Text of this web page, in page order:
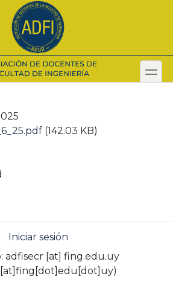
toggle
(142.03 KB)
Iniciar sesión
adfisecr [at] fing.edu.uy